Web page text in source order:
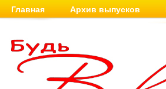
Главная Архив выпусков